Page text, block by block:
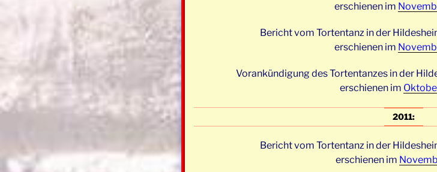
erschienen im
Bericht vom Tortentanz in der
erschienen im
Vorankündigung des Tortentanzes in der
erschienen im
2011:
Bericht vom Tortentanz in der
erschienen im